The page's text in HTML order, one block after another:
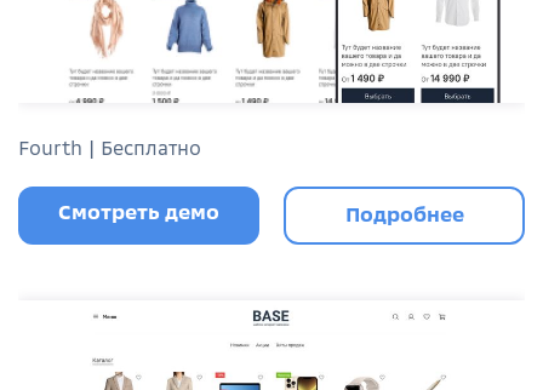
Fourth | Бесплатно
Смотреть демо Подробнее